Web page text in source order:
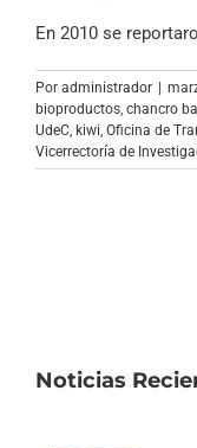
En 2010 se
Por administrador |
bioproductos chancro
UdeC kiwi Oficina de
Vicerrectoría de
Noticias